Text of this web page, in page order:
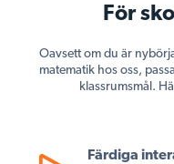
För
Oavsett om du är
matematik hos oss,
klassrumsmål.
Färdiga